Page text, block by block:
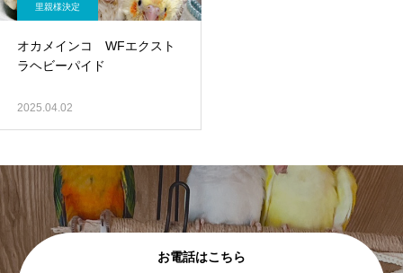
里親様決定
オカメインコ WFエクスト
ラヘビーパイド
2025.04.02
お電話はこちら